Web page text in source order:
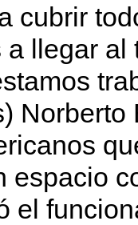
cubrir
a llegar
espacio
el